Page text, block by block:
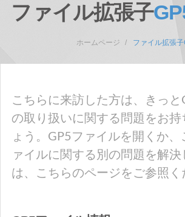
ファイル拡張子
ホームページ ファイル拡張子
こちらに来訪した方は、きっと
の取り扱いに関する問題をお持
ょう。GP5ファイルを開くか、
ァイルに関する別の問題を解決
は、こちらのページをご参照く